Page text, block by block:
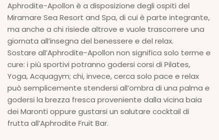
Aphrodite-Apollon è a disposizione degli ospiti del
Miramare Sea Resort and Spa, di cui è parte integrante,
ma anche a chi risiede altrove e vuole trascorrere una
giornata all’insegna del benessere e del relax.
Sostare all’Aphrodite-Apollon non significa solo terme e
cure: i più sportivi potranno godersi corsi di Pilates,
Yoga, Acquagym; chi, invece, cerca solo pace e relax
può semplicemente stendersi all’ombra di una palma e
godersi la brezza fresca proveniente dalla vicina baia
dei Maronti oppure gustarsi un salutare cocktail di
frutta all’Aphrodite Fruit Bar.